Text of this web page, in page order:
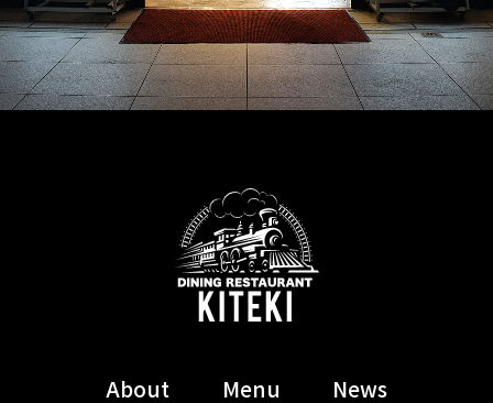
About Menu News